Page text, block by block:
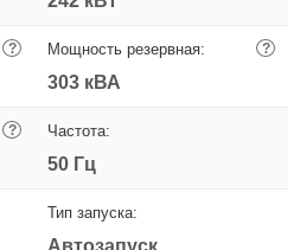
? Мощность резервная: ?
303 кВА
? Частота:
50 Гц
Тип запуска:
Автозапуск